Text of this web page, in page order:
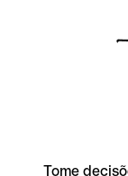
Tome